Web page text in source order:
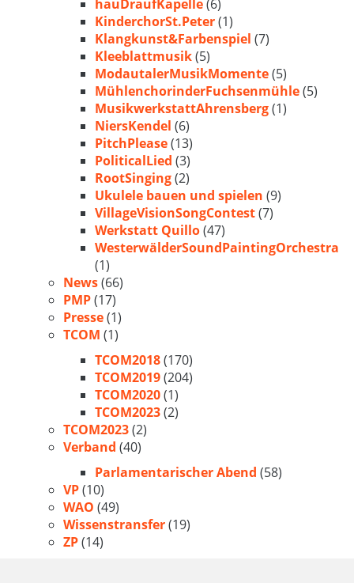
hauDraufKapelle(6)
KinderchorSt.Peter(1)
Klangkunst&Farbenspiel (7)
Kleeblattmusik(5)
ModautalerMusikMomente(5)
MühlenchorinderFuchsenmühle(5)
MusikwerkstattAhrensberg(1)
NiersKendel (6)
PitchPlease(13)
PoliticalLied (3)
RootSinging(2)
Ukulele bauen und spielen (9)
VillageVisionSongContest(7)
Werkstatt Quillo(47)
WesterwälderSoundPaintingOrchestra
(1)
News(66)
PMP(17)
Presse(1)
TCOM (1)
TCOM2018(170)
TCOM2019(204)
TCOM2020(1)
TCOM2023(2)
TCOM2023(2)
Verband (40)
Parlamentarischer Abend (58)
VP(10)
WAO (49)
Wissenstransfer(19)
ZP(14)